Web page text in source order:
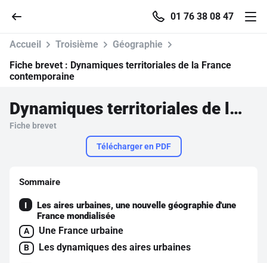
01 76 38 08 47
Parcourir
Se connecter
S'inscrire gratuitement
Pour profiter de 10 contenus offerts.
Accueil Troisième
Géographie
Fiche brevet : Dynamiques territoriales de la France
contemporaine
Dynamiques territoriales de la France contemporaine
Fiche brevet
Télécharger en PDF
Sommaire
I
Les aires urbaines, une nouvelle géographie d'une
France mondialisée
A Une France urbaine
B Les dynamiques des aires urbaines